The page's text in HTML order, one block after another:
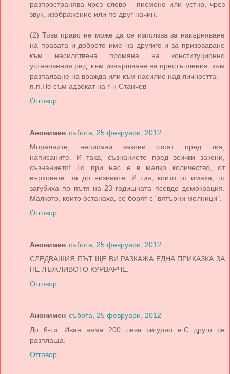
разпространява чрез слово - писмено или устно, чрез
звук, изображение или по друг начин.
(2) Това право не може да се използва за накърняване
на правата и доброто име на другиго и за призоваване
към насилствена промяна на конституционно
установения ред, към извършване на престъпления, към
разпалване на вражда или към насилие над личността.
п.п.Не съм адвокат на г-н Станчев
Отговор
Анонимен събота, 25 февруари, 2012
Моралните, неписани закони стоят пред тия,
написаните. И така, съзнанието пред всички закони,
съзнанието! То при нас е в малко количество, от
върховете, та до низините. И тия, които го имаха, го
загубиха по пътя на 23 годишната псевдо демокрация.
Малкото, които останаха, се борят с "вятърни мелници".
Отговор
Анонимен събота, 25 февруари, 2012
СЛЕДВАШИЯ ПЪТ ЩЕ ВИ РАЗКАЖА ЕДНА ПРИКАЗКА ЗА
НЕ ЛЪЖЛИВОТО КУРВАРЧЕ.
Отговор
Анонимен събота, 25 февруари, 2012
До 6-ти; Иван няма 200 лева сигурно е.С друго се
разплаща.
Отговор